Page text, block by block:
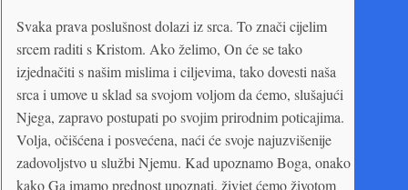
Svaka prava poslušnost dolazi iz srca. To znači cijelim
srcem raditi s Kristom. Ako želimo, On će se tako
izjednačiti s našim mislima i ciljevima, tako dovesti naša
srca i umove u sklad sa svojom voljom da ćemo, slušajući
Njega, zapravo postupati po svojim prirodnim poticajima.
Volja, očišćena i posvećena, naći će svoje najuzvišenije
zadovoljstvo u službi Njemu. Kad upoznamo Boga, onako
kako Ga imamo prednost upoznati, živjet ćemo životom